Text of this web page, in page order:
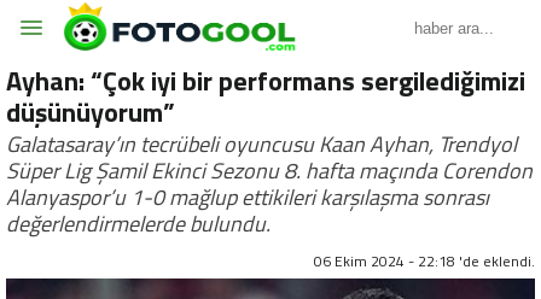
Ayhan: “Çok iyi bir performans sergilediğimizi
düşünüyorum”
Galatasaray’ın tecrübeli oyuncusu Kaan Ayhan, Trendyol
Süper Lig Şamil Ekinci Sezonu 8. hafta maçında Corendon
Alanyaspor’u 1-0 mağlup ettikileri karşılaşma sonrası
değerlendirmelerde bulundu.
06 Ekim 2024 - 22:18 'de eklendi.